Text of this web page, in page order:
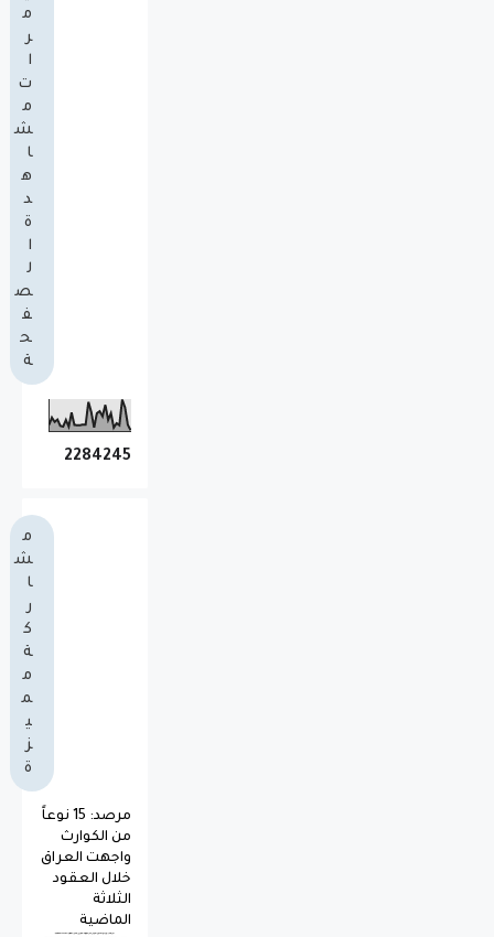
م
ر
ا
ت
م
ش
ا
ه
د
ة
ا
ل
ص
ف
ح
ة
2284245
م
ش
ا
ر
ك
ة
م
م
ي
ز
ة
مرصد: 15 نوعاً
من الكوارث
واجهت العراق
خلال العقود
الثلاثة
الماضية